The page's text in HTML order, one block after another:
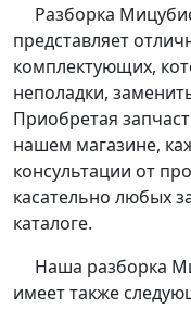
Разборка
представляет
комплектующих,
неполадки,
Приобретая
нашем магазине,
консультации от
касательно любых
каталоге.
Наша разборка
имеет также